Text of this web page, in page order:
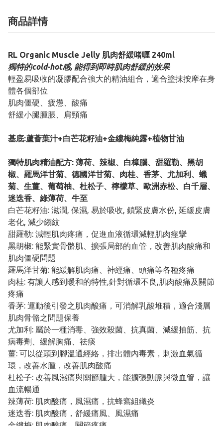
商品詳情
RL Organic Muscle Jelly 肌肉舒緩啫喱 240ml
獨特的cold-hot感, 能得到即時肌肉舒緩的效果
輕盈易吸收的凝膠配合強大的精油組合，適合塗抹按摩在身
體各個部位
肌肉僵硬、疲憊、酸痛
舒緩小腿腫脹、肩頸痛
基底:蘆薈葉汁+白芒花籽油+金縷梅純露+植物甘油
獨特肌肉精油配方: 薄荷、辣椒、白樟腦、甜羅勒、黑胡
椒、羅馬洋甘菊、德國洋甘菊、肉桂、香茅、尤加利、蠟
菊、生薑、葡萄柚、杜松子、檸檬草、歐洲赤松、白千層、
迷迭香、綠薄荷、牛至
白芒花籽油: 滋潤, 保濕, 易於吸收, 鎖緊皮膚水份, 延緩皮膚
老化, 減少縐紋
甜羅勒: 減輕肌肉疼痛，促進血液循環減輕肌肉痙攣
黑胡椒: 能緊實骨骼肌、擴張局部的血管，改善肌肉酸痛和
肌肉僵硬問題
羅馬洋甘菊: 能緩解肌肉痛、神經痛、頭痛等各種疼痛
肉桂: 有讓人感到暖和的特性,針對循環不良,肌肉酸痛及關節
疼痛
香茅: 運動後引發之肌肉酸痛，可消解乳酸堆積，適合淺層
肌肉骨骼之問題保養
尤加利: 屬於一種消毒、強效殺菌、抗真菌、減緩抽筋、抗
病毒劑、緩解胸痛、祛痰
薑: 可以從頭到腳溫通經絡，排出體內毒素，刺激血氣循
環，改善水腫，改善肌肉酸痛
杜松子: 改善風濕痛與關節腫大，能擴張動脈與微血管，讓
血流暢通
辣薄荷: 肌肉酸痛，風濕痛，抗蜂窩組織炎
迷迭香: 肌肉酸痛，舒緩痛風、風濕痛